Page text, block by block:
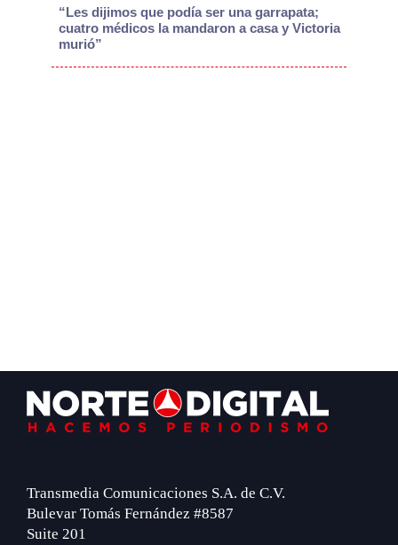
“Les dijimos que podía ser una garrapata;
cuatro médicos la mandaron a casa y Victoria
murió”
Footer
Transmedia Comunicaciones S.A. de C.V.
Bulevar Tomás Fernández #8587
Suite 201